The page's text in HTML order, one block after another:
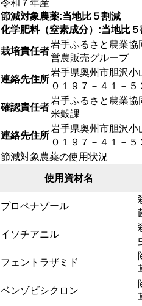
令和７年産
節減対象農薬:当地比５割減
化学肥料（窒素成分）:当地比
栽培責任者
岩手ふるさと農業協
営農販売グループ
連絡先住所
岩手県奥州市胆沢小
０１９７－４１－５
確認責任者
岩手ふるさと農業協
米穀課
連絡先住所
岩手県奥州市胆沢小
０１９７－４１－５
節減対象農薬の使用状況
使用資材名
プロペナゾール
イソチアニル
フェントラザミド
ベンゾビシクロン